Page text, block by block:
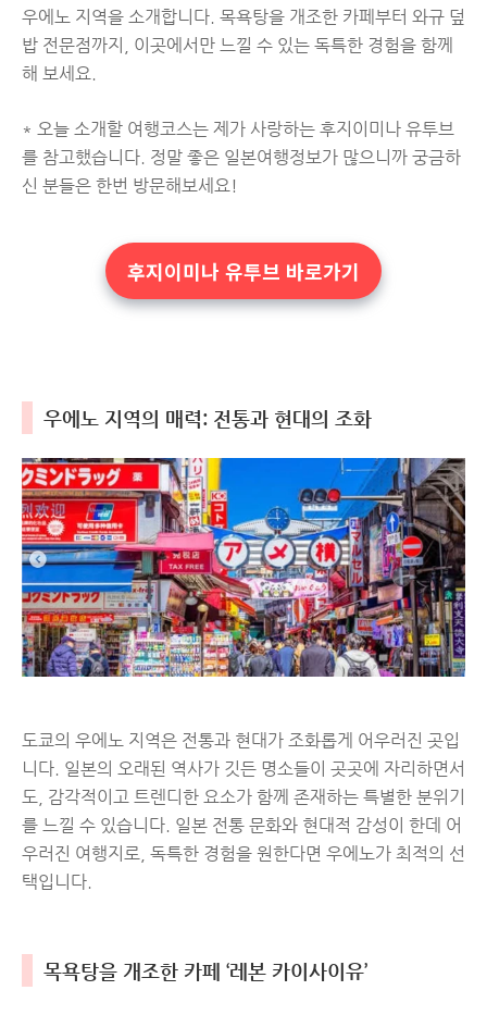
우에노 지역을 소개합니다. 목욕탕을 개조한 카페부터 와규 덮
밥 전문점까지, 이곳에서만 느낄 수 있는 독특한 경험을 함께
해 보세요.
* 오늘 소개할 여행코스는 제가 사랑하는 후지이미나 유투브
를 참고했습니다. 정말 좋은 일본여행정보가 많으니까 궁금하
신 분들은 한번 방문해보세요!
후지이미나 유투브 바로가기
우에노 지역의 매력: 전통과 현대의 조화
도쿄의 우에노 지역은 전통과 현대가 조화롭게 어우러진 곳입
니다. 일본의 오래된 역사가 깃든 명소들이 곳곳에 자리하면서
도, 감각적이고 트렌디한 요소가 함께 존재하는 특별한 분위기
를 느낄 수 있습니다. 일본 전통 문화와 현대적 감성이 한데 어
우러진 여행지로, 독특한 경험을 원한다면 우에노가 최적의 선
택입니다.
목욕탕을 개조한 카페 ‘레본 카이사이유’